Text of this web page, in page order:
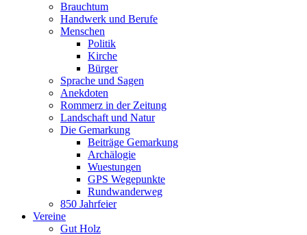
Brauchtum
Handwerk und Berufe
Menschen
Politik
Kirche
Bürger
Sprache und Sagen
Anekdoten
Rommerz in der Zeitung
Landschaft und Natur
Die Gemarkung
Beiträge Gemarkung
Archälogie
Wuestungen
GPS Wegepunkte
Rundwanderweg
850 Jahrfeier
Vereine
Gut Holz